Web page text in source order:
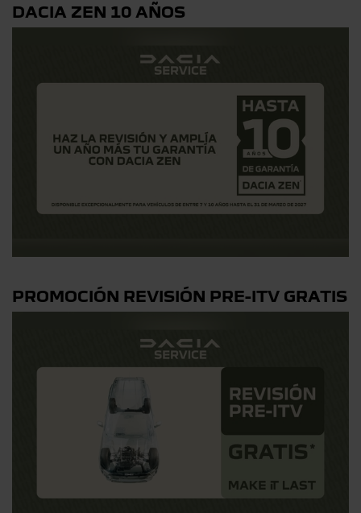
DACIA ZEN 10 AÑOS
PROMOCIÓN REVISIÓN PRE-ITV GRATIS